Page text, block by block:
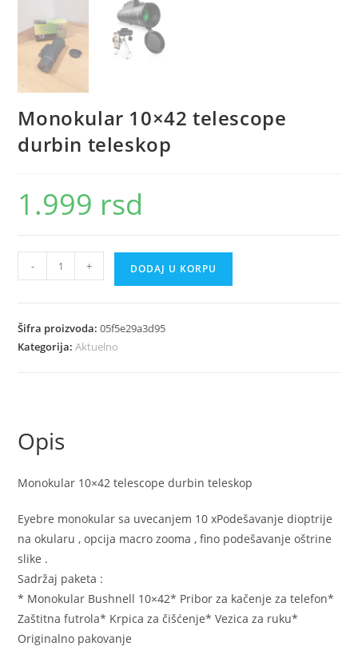
Monokular 10×42 telescope
durbin teleskop
1.999 rsd
Monokular
10x42
durbin
teleskop
- + DODAJ U KORPU
Šifra proizvoda:05f5e29a3d95
Kategorija:Aktuelno
Opis
Monokular 10×42 telescope durbin teleskop
Eyebre monokular sa uvecanjem 10 xPodešavanje dioptrije
na okularu , opcija macro zooma , fino podešavanje oštrine
slike .
Sadržaj paketa :
* Monokular Bushnell 10×42* Pribor za kačenje za telefon*
Zaštitna futrola* Krpica za čišćenje* Vezica za ruku*
Originalno pakovanje